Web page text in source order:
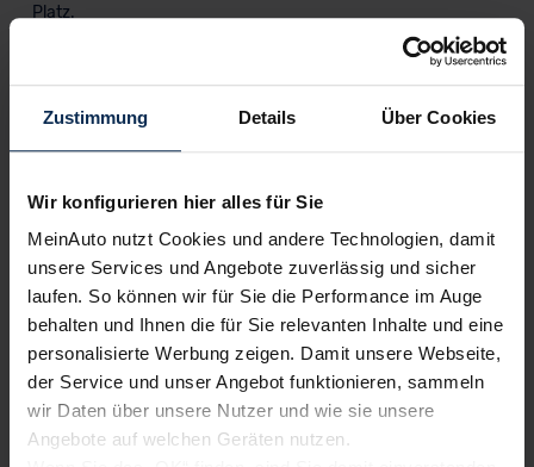
Zustimmung Details Über Cookies
Wir konfigurieren hier alles für Sie
MeinAuto nutzt Cookies und andere Technologien, damit
unsere Services und Angebote zuverlässig und sicher
laufen. So können wir für Sie die Performance im Auge
behalten und Ihnen die für Sie relevanten Inhalte und eine
personalisierte Werbung zeigen. Damit unsere Webseite,
der Service und unser Angebot funktionieren, sammeln
wir Daten über unsere Nutzer und wie sie unsere
Angebote auf welchen Geräten nutzen.
Platz.
Weitere Artikel im Automagazin
zum Automagazin
Nachrichten